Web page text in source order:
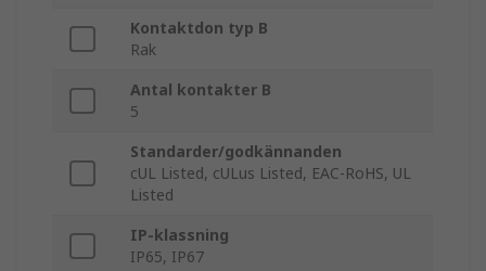
Kontaktdon typ B
Rak
Antal kontakter B
5
Standarder/godkännanden
cUL Listed, cULus Listed, EAC-RoHS, UL
Listed
IP-klassning
IP65, IP67